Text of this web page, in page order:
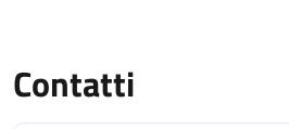
Contatti